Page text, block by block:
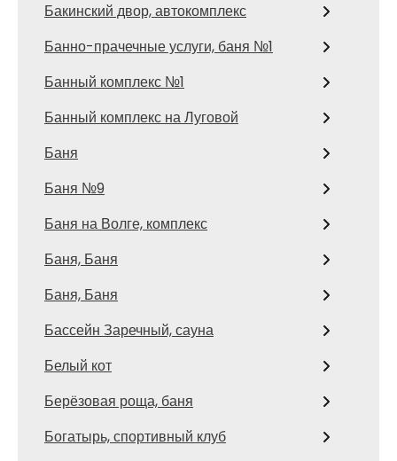
Бакинский двор, автокомплекс
Банно-прачечные услуги, баня №1
Банный комплекс №1
Банный комплекс на Луговой
Баня
Баня №9
Баня на Волге, комплекс
Баня, Баня
Баня, Баня
Бассейн Заречный, сауна
Белый кот
Берёзовая роща, баня
Богатырь, спортивный клуб